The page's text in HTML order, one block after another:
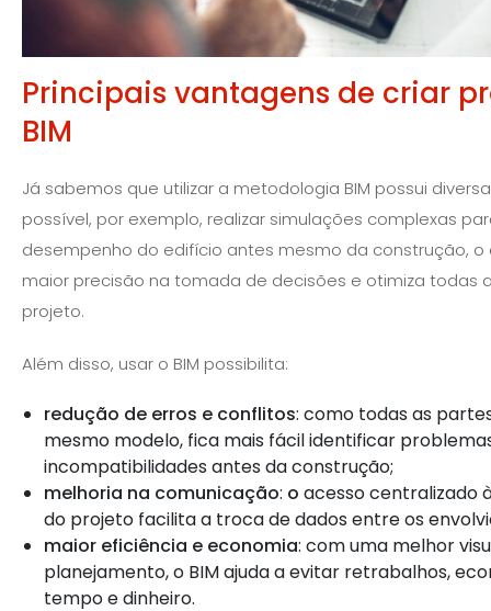
Principais vantagens de criar
BIM
Já sabemos que utilizar a metodologia BIM possui
possível, por exemplo, realizar simulações complexas
desempenho do edifício antes mesmo da construção, o
maior precisão na tomada de decisões e otimiza todas
projeto.
Além disso, usar o BIM possibilita:
redução de erros e conflitos: como todas as
mesmo modelo, fica mais fácil identificar
incompatibilidades antes da construção;
melhoria na comunicação: o acesso centralizado
do projeto facilita a troca de dados entre os
maior eficiência e economia: com uma melhor
planejamento, o BIM ajuda a evitar retrabalhos,
tempo e dinheiro.